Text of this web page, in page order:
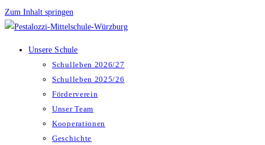
Zum Inhalt springen
Unsere Schule
Schulleben 2026/27
Schulleben 2025/26
Förderverein
Unser Team
Kooperationen
Geschichte